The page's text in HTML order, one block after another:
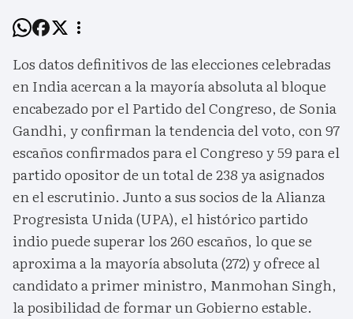
Los datos definitivos de las elecciones celebradas
en India acercan a la mayoría absoluta al bloque
encabezado por el Partido del Congreso, de Sonia
Gandhi, y confirman la tendencia del voto, con 97
escaños confirmados para el Congreso y 59 para el
partido opositor de un total de 238 ya asignados
en el escrutinio. Junto a sus socios de la Alianza
Progresista Unida (UPA), el histórico partido
indio puede superar los 260 escaños, lo que se
aproxima a la mayoría absoluta (272) y ofrece al
candidato a primer ministro, Manmohan Singh,
la posibilidad de formar un Gobierno estable.